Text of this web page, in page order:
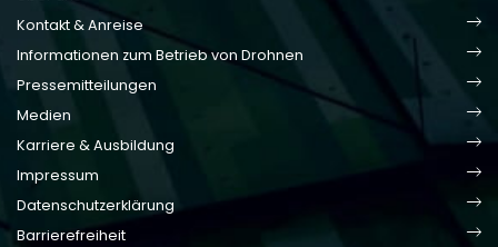
Kontakt & Anreise
Informationen zum Betrieb von Drohnen
Pressemitteilungen
Medien
Karriere & Ausbildung
Impressum
Datenschutzerklärung
Barrierefreiheit